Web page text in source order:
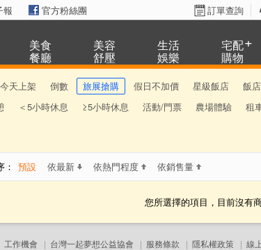
報 官方粉絲團 訂單查詢
美食
餐廳
美容
舒壓
生活
娛樂
宅配
購物
今天上架 倒數 旅展搶購 假日不加價 星級飯店 飯
＜5小時休息 ≥5小時休息 活動/門票 農場體驗 租
預設 依最新 依熱門程度 依銷售量
您所選擇的項目，目前沒有
工作機會 | 台灣一起夢想公益協會 | 服務條款 | 隱私權政策 | 線